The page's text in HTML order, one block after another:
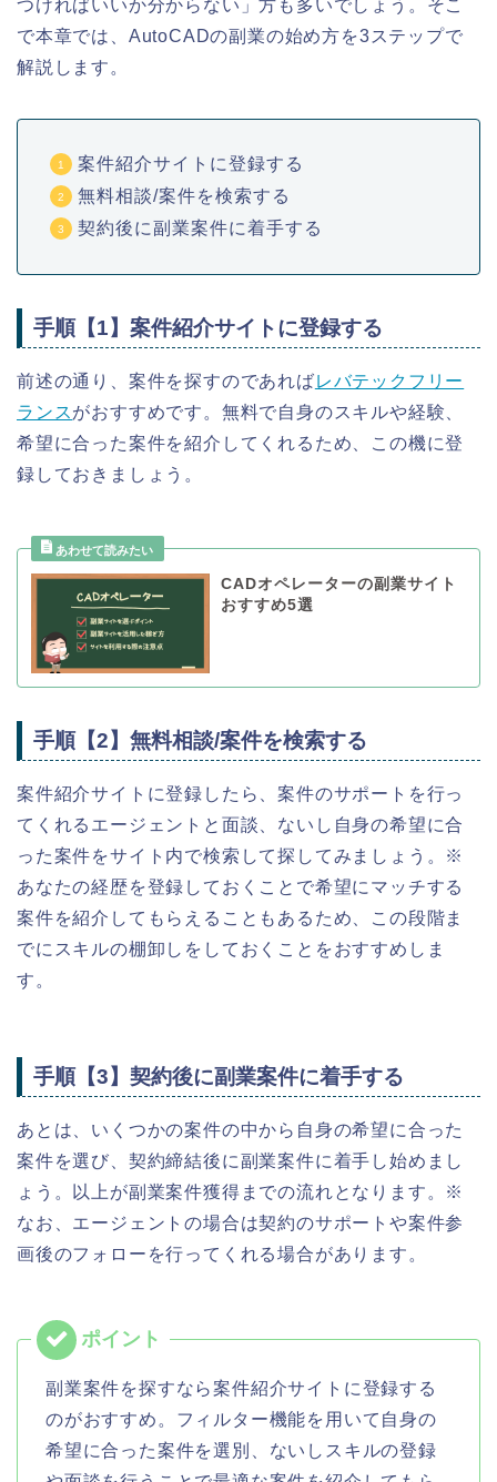
つければいいか分からない」方も多いでしょう。そこ
で本章では、AutoCADの副業の始め方を3ステップで
解説します。
案件紹介サイトに登録する
無料相談/案件を検索する
契約後に副業案件に着手する
手順【1】案件紹介サイトに登録する
前述の通り、案件を探すのであればレバテックフリー
ランスがおすすめです。無料で自身のスキルや経験、
希望に合った案件を紹介してくれるため、この機に登
録しておきましょう。
CADオペレーターの副業サイト
おすすめ5選
手順【2】無料相談/案件を検索する
案件紹介サイトに登録したら、案件のサポートを行っ
てくれるエージェントと面談、ないし自身の希望に合
った案件をサイト内で検索して探してみましょう。※
あなたの経歴を登録しておくことで希望にマッチする
案件を紹介してもらえることもあるため、この段階ま
でにスキルの棚卸しをしておくことをおすすめしま
す。
手順【3】契約後に副業案件に着手する
あとは、いくつかの案件の中から自身の希望に合った
案件を選び、契約締結後に副業案件に着手し始めまし
ょう。以上が副業案件獲得までの流れとなります。※
なお、エージェントの場合は契約のサポートや案件参
画後のフォローを行ってくれる場合があります。
副業案件を探すなら案件紹介サイトに登録する
のがおすすめ。フィルター機能を用いて自身の
希望に合った案件を選別、ないしスキルの登録